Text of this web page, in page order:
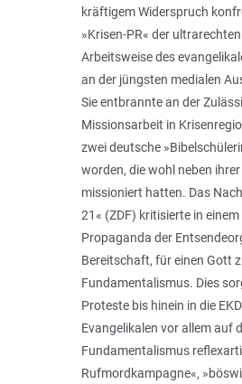
kräftigem Widerspruch
»Krisen-PR« der
Arbeitsweise des
an der jüngsten medialen
Sie entbrannte an der
Missionsarbeit in
zwei deutsche
worden, die wohl neben
missioniert hatten. Das
21« (ZDF) kritisierte in
Propaganda der
Bereitschaft, für einen Gott
Fundamentalismus. Dies
Proteste bis hinein in die
Evangelikalen vor allem auf
Fundamentalismus
Rufmordkampagne«,